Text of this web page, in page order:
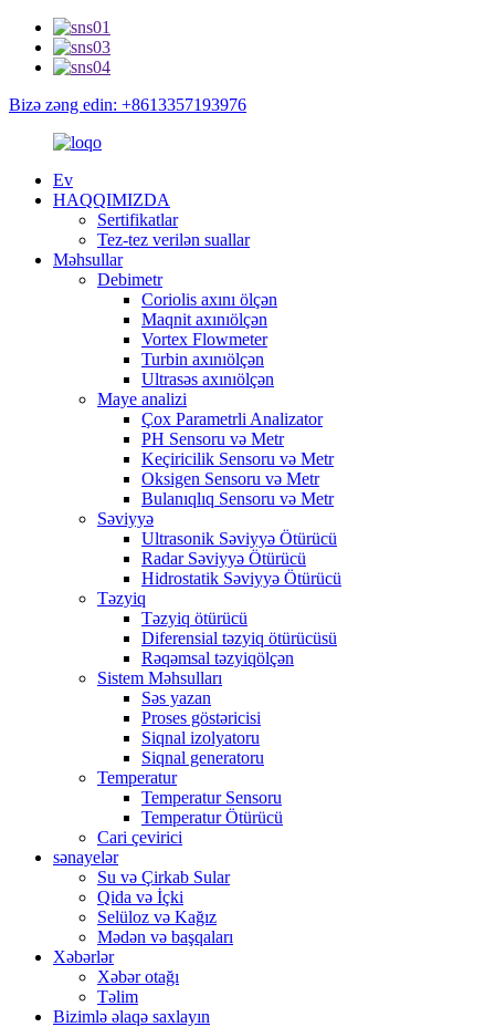
Bizə zəng edin: +8613357193976
Ev
HAQQIMIZDA
Sertifikatlar
Tez-tez verilən suallar
Məhsullar
Debimetr
Coriolis axını ölçən
Maqnit axınıölçən
Vortex Flowmeter
Turbin axınıölçən
Ultrasəs axınıölçən
Maye analizi
Çox Parametrli Analizator
PH Sensoru və Metr
Keçiricilik Sensoru və Metr
Oksigen Sensoru və Metr
Bulanıqlıq Sensoru və Metr
Səviyyə
Ultrasonik Səviyyə Ötürücü
Radar Səviyyə Ötürücü
Hidrostatik Səviyyə Ötürücü
Təzyiq
Təzyiq ötürücü
Diferensial təzyiq ötürücüsü
Rəqəmsal təzyiqölçən
Sistem Məhsulları
Səs yazan
Proses göstəricisi
Siqnal izolyatoru
Siqnal generatoru
Temperatur
Temperatur Sensoru
Temperatur Ötürücü
Cari çevirici
sənayelər
Su və Çirkab Sular
Qida və İçki
Selüloz və Kağız
Mədən və başqaları
Xəbərlər
Xəbər otağı
Təlim
Bizimlə əlaqə saxlayın